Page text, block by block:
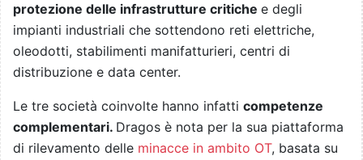
protezione delle infrastrutture critiche e degli
impianti industriali che sottendono reti elettriche,
oleodotti, stabilimenti manifatturieri, centri di
distribuzione e data center.
Le tre società coinvolte hanno infatti competenze
complementari. Dragos è nota per la sua piattaforma
di rilevamento delle minacce in ambito OT, basata su